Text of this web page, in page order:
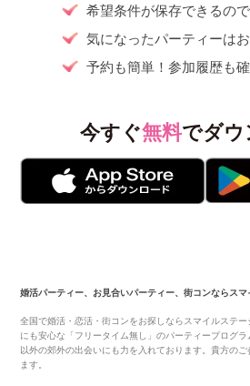
希望条件が保存できるの
気になったパーティーは
予約も簡単！参加履歴も
今すぐ無料でダウ
婚活パーティー、お見合いパーティー、街コンならスマ
全国で婚活・恋活・街コンをお探しならスマイルステ
にも安心な「フリータイム無し」のパーティープログ
以外の郊外の出会いにも力を入れております。貴方の
ます。